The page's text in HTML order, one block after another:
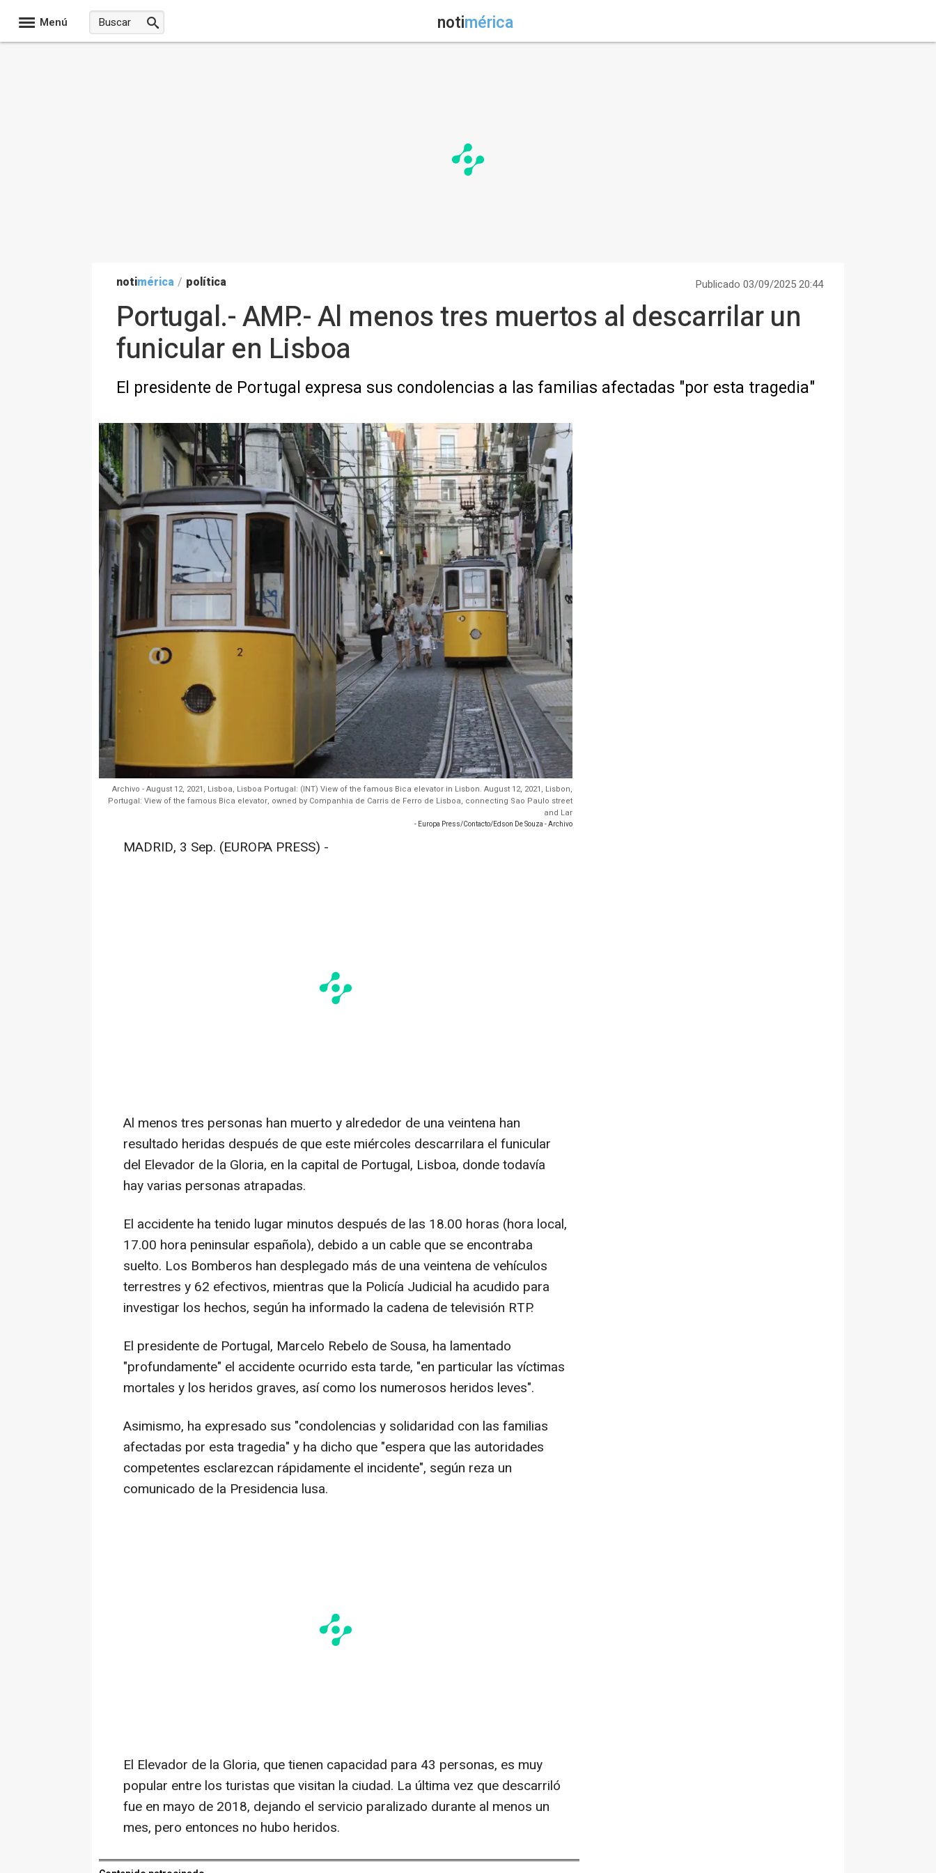
Menú notimérica
notimérica / política Publicado 03/09/2025 20:44
Portugal.- AMP.- Al menos tres muertos al descarrilar un
funicular en Lisboa
El presidente de Portugal expresa sus condolencias a las familias afectadas "por esta tragedia"
Archivo - August 12, 2021, Lisboa, Lisboa Portugal: (INT) View of the famous Bica elevator in Lisbon. August 12, 2021, Lisbon,
Portugal: View of the famous Bica elevator, owned by Companhia de Carris de Ferro de Lisboa, connecting Sao Paulo street
and Lar
- Europa Press/Contacto/Edson De Souza - Archivo
MADRID, 3 Sep. (EUROPA PRESS) -
Al menos tres personas han muerto y alrededor de una veintena han
resultado heridas después de que este miércoles descarrilara el funicular
del Elevador de la Gloria, en la capital de Portugal, Lisboa, donde todavía
hay varias personas atrapadas.
El accidente ha tenido lugar minutos después de las 18.00 horas (hora local,
17.00 hora peninsular española), debido a un cable que se encontraba
suelto. Los Bomberos han desplegado más de una veintena de vehículos
terrestres y 62 efectivos, mientras que la Policía Judicial ha acudido para
investigar los hechos, según ha informado la cadena de televisión RTP.
El presidente de Portugal, Marcelo Rebelo de Sousa, ha lamentado
"profundamente" el accidente ocurrido esta tarde, "en particular las víctimas
mortales y los heridos graves, así como los numerosos heridos leves".
Asimismo, ha expresado sus "condolencias y solidaridad con las familias
afectadas por esta tragedia" y ha dicho que "espera que las autoridades
competentes esclarezcan rápidamente el incidente", según reza un
comunicado de la Presidencia lusa.
El Elevador de la Gloria, que tienen capacidad para 43 personas, es muy
popular entre los turistas que visitan la ciudad. La última vez que descarriló
fue en mayo de 2018, dejando el servicio paralizado durante al menos un
mes, pero entonces no hubo heridos.